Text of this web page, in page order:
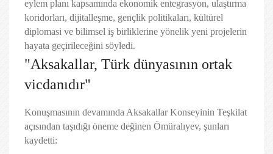
eylem planı kapsamında ekonomik entegrasyon, ulaştırma
koridorları, dijitalleşme, gençlik politikaları, kültürel
diplomasi ve bilimsel iş birliklerine yönelik yeni projelerin
hayata geçirileceğini söyledi.
"Aksakallar, Türk dünyasının ortak
vicdanıdır"
Konuşmasının devamında Aksakallar Konseyinin Teşkilat
açısından taşıdığı öneme değinen Ömüralıyev, şunları
kaydetti: